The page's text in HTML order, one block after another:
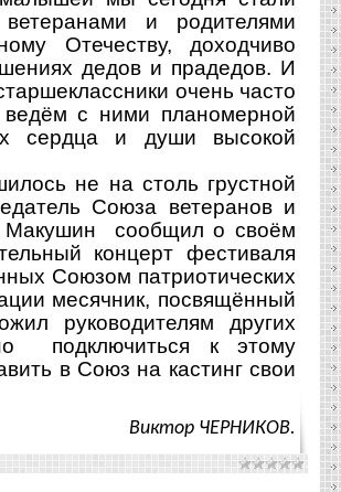
и родителями
Отечеству, доходчиво
дедов и прадедов. И
очень часто
с ними планомерной
сердца и души высокой
не на столь грустной
Союза ветеранов и
Макушин сообщил о своём
концерт фестиваля
Союзом патриотических
месячник, посвящённый
руководителям других
подключиться к этому
в Союз на кастинг свои
Виктор ЧЕРНИКОВ.